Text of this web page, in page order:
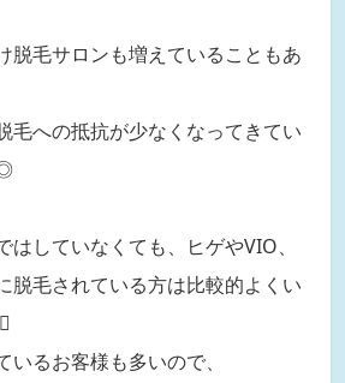
脱毛サロンも増えていることもあ
毛への抵抗が少なくなってきてい
はしていなくても、ヒゲやVIO、
脱毛されている方は比較的よくい
るお客様も多いので、